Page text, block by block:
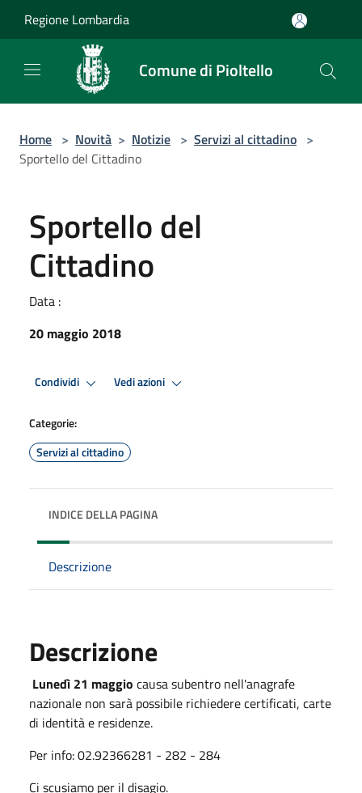
Regione Lombardia
Comune di Pioltello
Home > Novità > Notizie > Servizi al cittadino >
Sportello del Cittadino
Sportello del
Cittadino
Data :
20 maggio 2018
Condividi Vedi azioni
Categorie:
Servizi al cittadino
INDICE DELLA PAGINA
Descrizione
Descrizione
Lunedì 21 maggio causa subentro nell'anagrafe
nazionale non sarà possibile richiedere certificati, carte
di identità e residenze.
Per info: 02.92366281 - 282 - 284
Ci scusiamo per il disagio.